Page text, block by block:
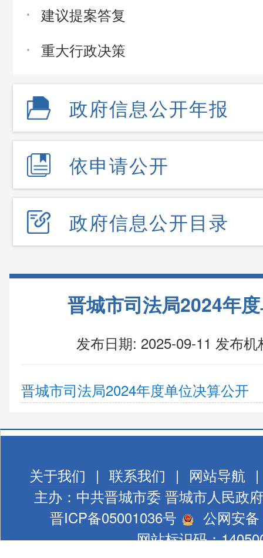
建议提案答复
重大行政决策
政府信息公开年报
依申请公开
政府信息公开目录
晋城市司法局2024年
发布日期: 2025-09-11 发布机
晋城市司法局2024年度单位决算公开
关于我们 | 联系我们 | 网站导航 |
主办：中共晋城市委 晋城市人民政府
晋ICP备05001036号
公网安
网站标识码：